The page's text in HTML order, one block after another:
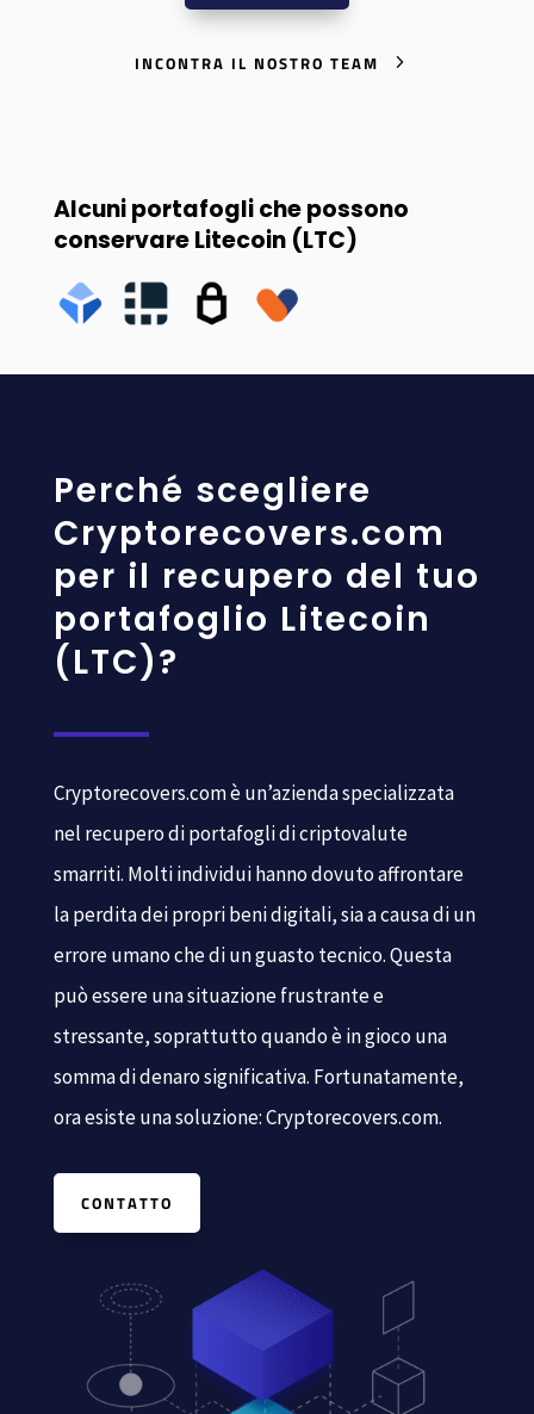
INCONTRA IL NOSTRO TEAM
Alcuni portafogli che possono
conservare Litecoin (LTC)
Perché scegliere
Cryptorecovers.com
per il recupero del tuo
portafoglio Litecoin
(LTC)?
Cryptorecovers.com è un’azienda specializzata
nel recupero di portafogli di criptovalute
smarriti. Molti individui hanno dovuto affrontare
la perdita dei propri beni digitali, sia a causa di un
errore umano che di un guasto tecnico. Questa
può essere una situazione frustrante e
stressante, soprattutto quando è in gioco una
somma di denaro significativa. Fortunatamente,
ora esiste una soluzione: Cryptorecovers.com.
CONTATTO